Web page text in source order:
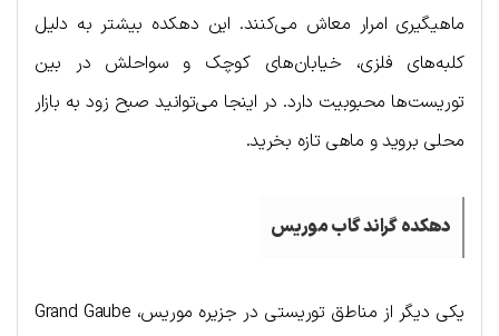
ماهیگیری امرار معاش می‌کنند. این دهکده بیشتر به دلیل
کلبه‌های فلزی، خیابان‌های کوچک و سواحلش در بین
توریست‌ها محبوبیت دارد. در اینجا می‌توانید صبح زود به بازار
محلی بروید و ماهی تازه بخرید.
دهکدهگراندگابموریس
یکی دیگر از مناطق توریستی در جزیره موریس، Grand Gaube